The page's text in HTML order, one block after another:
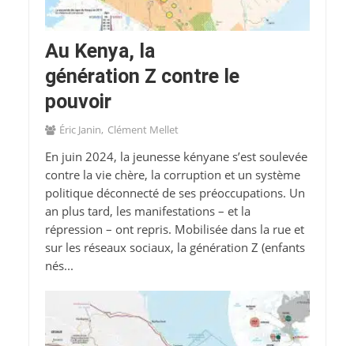
Au Kenya, la
génération Z contre le
pouvoir
Éric Janin Clément Mellet
En juin 2024, la jeunesse kényane s’est soulevée
contre la vie chère, la corruption et un système
politique déconnecté de ses préoccupations. Un
an plus tard, les manifestations – et la
répression – ont repris. Mobilisée dans la rue et
sur les réseaux sociaux, la génération Z (enfants
nés...